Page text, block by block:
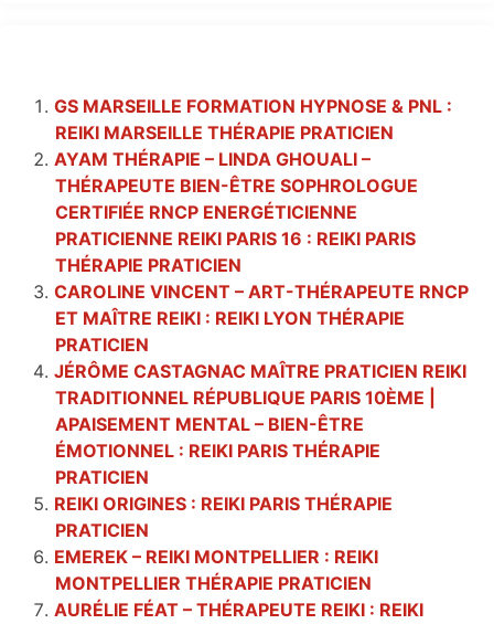
GS MARSEILLE FORMATION HYPNOSE & PNL :
REIKI MARSEILLE THÉRAPIE PRATICIEN
AYAM THÉRAPIE – LINDA GHOUALI –
THÉRAPEUTE BIEN-ÊTRE SOPHROLOGUE
CERTIFIÉE RNCP ENERGÉTICIENNE
PRATICIENNE REIKI PARIS 16 : REIKI PARIS
THÉRAPIE PRATICIEN
CAROLINE VINCENT – ART-THÉRAPEUTE RNCP
ET MAÎTRE REIKI : REIKI LYON THÉRAPIE
PRATICIEN
JÉRÔME CASTAGNAC MAÎTRE PRATICIEN REIKI
TRADITIONNEL RÉPUBLIQUE PARIS 10ÈME |
APAISEMENT MENTAL – BIEN-ÊTRE
ÉMOTIONNEL : REIKI PARIS THÉRAPIE
PRATICIEN
REIKI ORIGINES : REIKI PARIS THÉRAPIE
PRATICIEN
EMEREK – REIKI MONTPELLIER : REIKI
MONTPELLIER THÉRAPIE PRATICIEN
AURÉLIE FÉAT – THÉRAPEUTE REIKI : REIKI